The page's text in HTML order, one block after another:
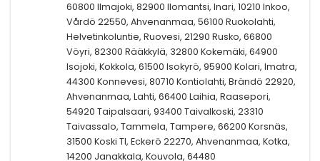
60800 Ilmajoki, 82900 Ilomantsi, Inari, 10210 Inkoo,
Vårdö 22550, Ahvenanmaa, 56100 Ruokolahti,
Helvetinkoluntie, Ruovesi, 21290 Rusko, 66800
Vöyri, 82300 Rääkkylä, 32800 Kokemäki, 64900
Isojoki, Kokkola, 61500 Isokyrö, 95900 Kolari, Imatra,
44300 Konnevesi, 80710 Kontiolahti, Brändö 22920,
Ahvenanmaa, Lahti, 66400 Laihia, Raasepori,
54920 Taipalsaari, 93400 Taivalkoski, 23310
Taivassalo, Tammela, Tampere, 66200 Korsnäs,
31500 Koski Tl, Eckerö 22270, Ahvenanmaa, Kotka,
14200 Janakkala, Kouvola, 64480